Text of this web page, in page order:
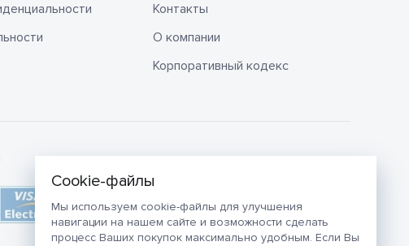
Мы используем cookie-файлы для улучшения
навигации на нашем сайте и возможности сделать
процесс Ваших покупок максимально удобным. Если Вы
Контакты
О компании
Корпоративный кодекс